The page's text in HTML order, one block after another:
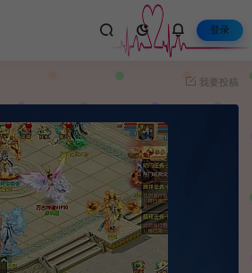
登录
我要投稿